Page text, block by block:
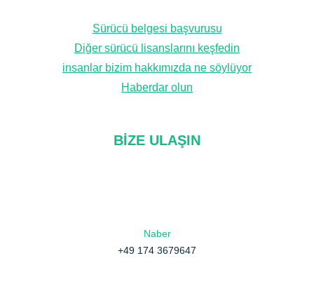
Sürücü belgesi başvurusu
Diğer sürücü lisanslarını keşfedin
insanlar bizim hakkımızda ne söylüyor
Haberdar olun
BIZE ULAŞIN
Naber
+49 174 3679647